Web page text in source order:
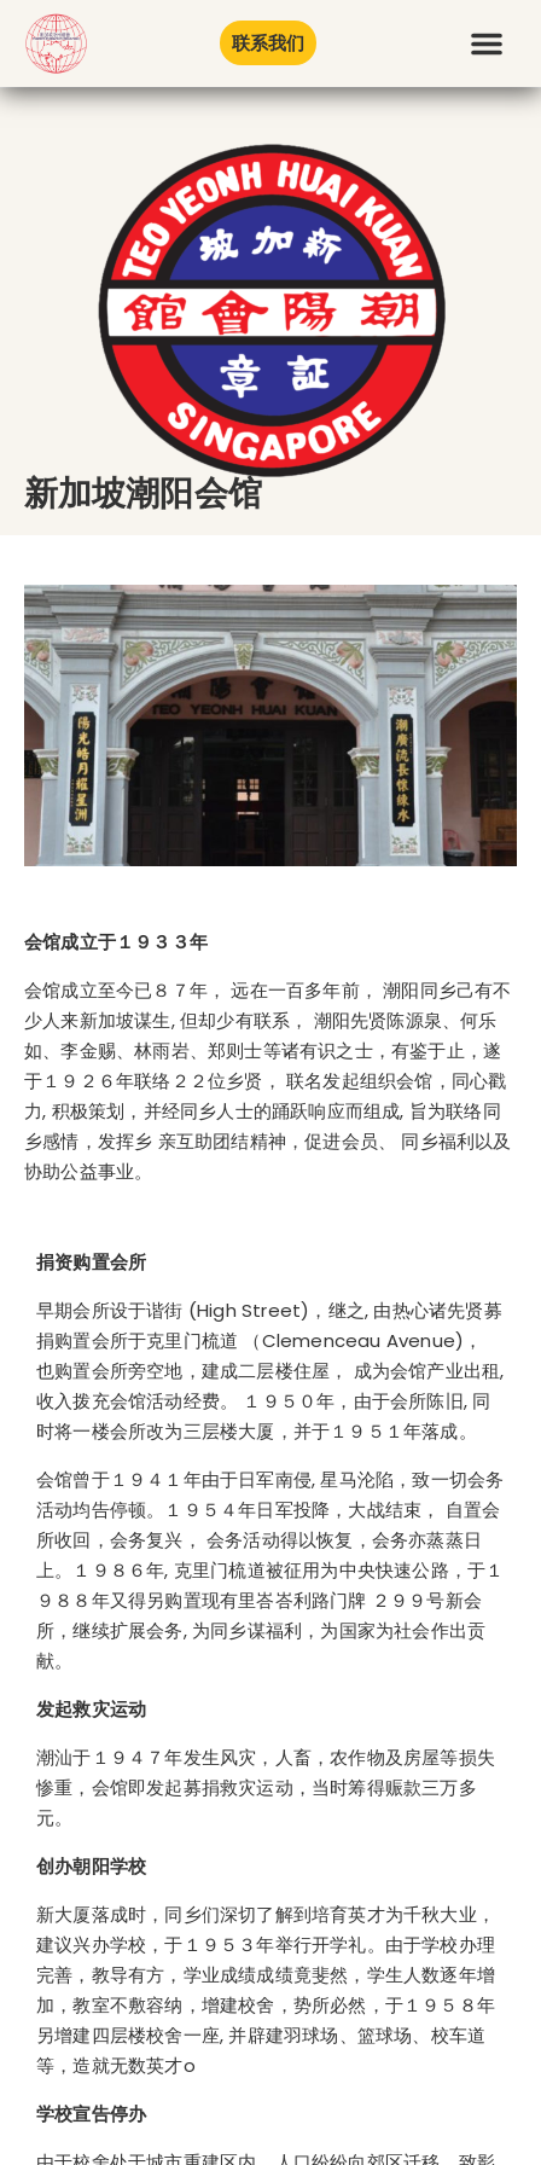
联系我们
新加坡潮阳会馆
会馆成立于１９３３年
会馆成立至今已８７年， 远在一百多年前， 潮阳同乡己有不
少人来新加坡谋生, 但却少有联系， 潮阳先贤陈源泉、何乐
如、李金赐、林雨岩、郑则士等诸有识之士，有鉴于止，遂
于１９２６年联络２２位乡贤， 联名发起组织会馆，同心戳
力, 积极策划，并经同乡人士的踊跃响应而组成, 旨为联络同
乡感情，发挥乡 亲互助团结精神，促进会员、 同乡福利以及
协助公益事业。
捐资购置会所
早期会所设于谐街 (High Street)，继之, 由热心诸先贤募
捐购置会所于克里门梳道 （Clemenceau Avenue)，
也购置会所旁空地，建成二层楼住屋， 成为会馆产业出租,
收入拨充会馆活动经费。 １９５０年，由于会所陈旧, 同
时将一楼会所改为三层楼大厦，并于１９５１年落成。
会馆曾于１９４１年由于日军南侵, 星马沦陷，致一切会务
活动均告停顿。１９５４年日军投降，大战结束， 自置会
所收回，会务复兴， 会务活动得以恢复，会务亦蒸蒸日
上。１９８６年, 克里门梳道被征用为中央快速公路，于１
９８８年又得另购置现有里峇峇利路门牌 ２９９号新会
所，继续扩展会务, 为同乡谋福利，为国家为社会作出贡
献。
发起救灾运动
潮汕于１９４７年发生风灾，人畜，农作物及房屋等损失
惨重，会馆即发起募捐救灾运动，当时筹得赈款三万多
元。
创办朝阳学校
新大厦落成时，同乡们深切了解到培育英才为千秋大业，
建议兴办学校，于１９５３年举行开学礼。由于学校办理
完善，教导有方，学业成绩成绩竟斐然，学生人数逐年增
加，教室不敷容纳，增建校舍，势所必然，于１９５８年
另增建四层楼校舍一座, 并辟建羽球场、篮球场、校车道
等，造就无数英才o
学校宣告停办